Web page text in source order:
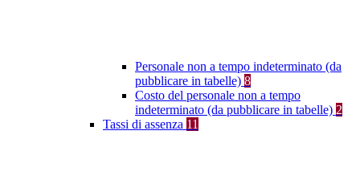
Personale non a tempo indeterminato (da
pubblicare in tabelle) 8
Costo del personale non a tempo
indeterminato (da pubblicare in tabelle) 2
Tassi di assenza 11